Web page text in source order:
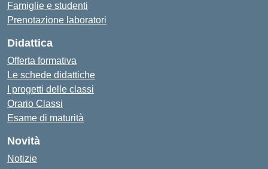
Famiglie e studenti
Prenotazione laboratori
Didattica
Offerta formativa
Le schede didattiche
I progetti delle classi
Orario Classi
Esame di maturità
Novità
Notizie